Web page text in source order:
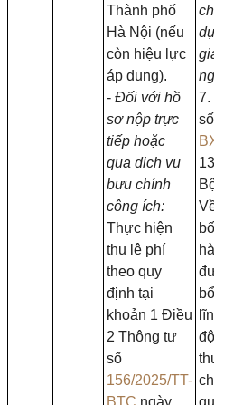
Thành phố
Hà Nội (nếu
còn hiệu lực
áp dụng).
- Đối với hồ
sơ nộp trực
tiếp hoặc
qua dịch vụ
bưu chính
công ích:
Thực hiện
thu lệ phí
theo quy
định tại
khoản 1 Điều
2 Thông tư
số
156/2025/TT-
chính,
dựng,
giao,
ngân
7.
số
BXD
13/5/
Bộ
Về
bố thủ
hành
được
bổ
lĩnh
động
thuộc
chức